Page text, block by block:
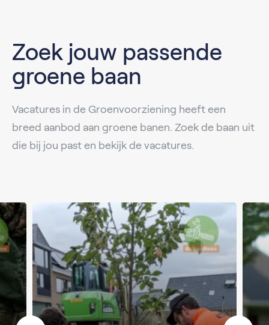
Zoek jouw passende
groene baan
Vacatures in de Groenvoorziening heeft een
breed aanbod aan groene banen. Zoek de baan uit
die bij jou past en bekijk de vacatures.